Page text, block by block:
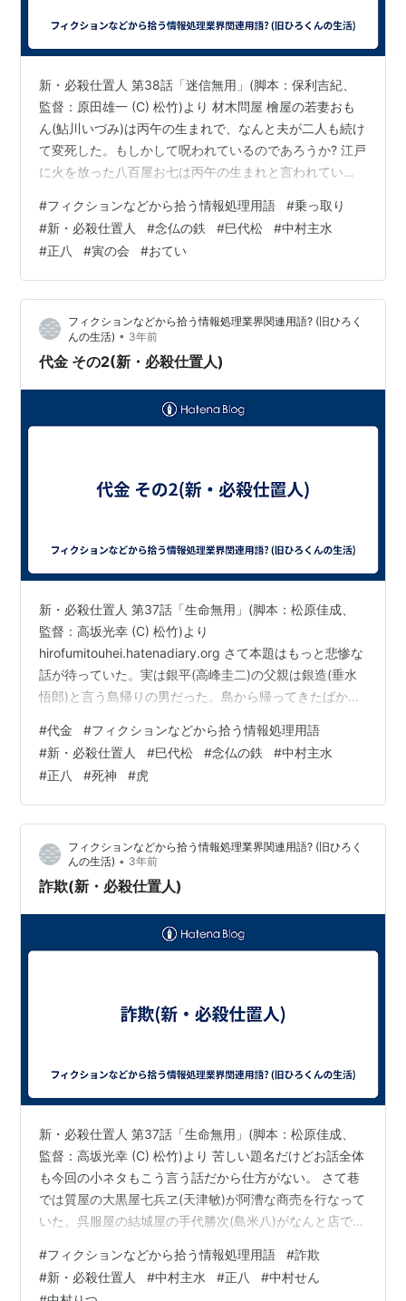
新・必殺仕置人 第38話「迷信無用」(脚本：保利吉紀、
監督：原田雄一 (C) 松竹)より 材木問屋 檜屋の若妻おも
ん(鮎川いづみ)は丙午の生まれで、なんと夫が二人も続け
て変死した。もしかして呪われているのであろうか? 江戸
に火を放った八百屋お七は丙午の生まれと言われていた
た。 さて寅の会。挙句は次の通り。 吉蔵「檜屋にゆらめ
く怪し火おかつかなあ虎漫筆」 頼み料は二十両だったが
念仏の鉄が十両で競り落とした。 さて調査が進んでおも
んの夫の連続変死はおもんの父の後妻のおかつ(森秋子)が
番頭の久蔵(島田順司)と手代の定吉(石田信之)と組んで行
なった犯行…
#フィクションなどから拾う情報処理用語 #乗っ取り
#新・必殺仕置人 #念仏の鉄 #巳代松 #中村主水
#正八 #寅の会 #おてい
フィクションなどから拾う情報処理業界関連用語? (旧ひろく
んの生活) • 3年前
代金 その2(新・必殺仕置人)
新・必殺仕置人 第37話「生命無用」(脚本：松原佳成、
監督：高坂光幸 (C) 松竹)より
hirofumitouhei.hatenadiary.org さて本題はもっと悲惨な
話が待っていた。実は銀平(高峰圭二)の父親は銀造(垂水
悟郎)と言う島帰りの男だった。島から帰ってきたばかり
に色々と忠告してはいたのだが、銀平は銀造が自分の父
親だとは知らず、更に話の流れから銀造と仲良くなって
いた巳代松の家で、銀造が銀平の父親だと打ち明けても
銀平「一緒に暮らそうだと! これ(右腕に彫られた島帰り
の印の刺青)と一緒にか!」 と罵倒する始末。銀平は聞く
耳を持たな…
#代金 #フィクションなどから拾う情報処理用語
#新・必殺仕置人 #巳代松 #念仏の鉄 #中村主水
#正八 #死神 #虎
フィクションなどから拾う情報処理業界関連用語? (旧ひろく
んの生活) • 3年前
詐欺(新・必殺仕置人)
新・必殺仕置人 第37話「生命無用」(脚本：松原佳成、
監督：高坂光幸 (C) 松竹)より 苦しい題名だけどお話全体
も今回の小ネタもこう言う話だから仕方がない。 さて巷
では質屋の大黒屋七兵ヱ(天津敏)が阿漕な商売を行なって
いた。呉服屋の結城屋の手代勝次(島米八)がなんと店で売
番頭の九助(鶴田忍)はそれを受け取り 九助「一両でお預
かりしましょう。」 と答えた。七兵ヱは質札を二枚(これ
#フィクションなどから拾う情報処理用語 #詐欺
#新・必殺仕置人 #中村主水 #正八 #中村せん